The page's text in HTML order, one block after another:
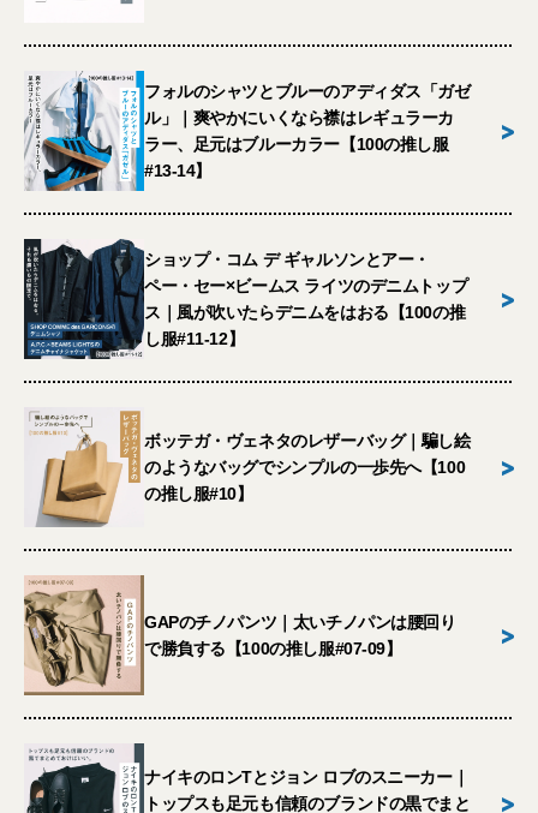
フォルのシャツとブルーのアディダス「ガゼ
ル」｜爽やかにいくなら襟はレギュラーカ
ラー、足元はブルーカラー【100の推し服
#13-14】
>
ショップ・コム デ ギャルソンとアー・
ペー・セー×ビームス ライツのデニムトップ
ス｜風が吹いたらデニムをはおる【100の推
し服#11-12】
>
ボッテガ・ヴェネタのレザーバッグ｜騙し絵
のようなバッグでシンプルの一歩先へ【100
の推し服#10】
>
GAPのチノパンツ｜太いチノパンは腰回り
で勝負する【100の推し服#07-09】
>
ナイキのロンTとジョン ロブのスニーカー｜
トップスも足元も信頼のブランドの黒でまと
>